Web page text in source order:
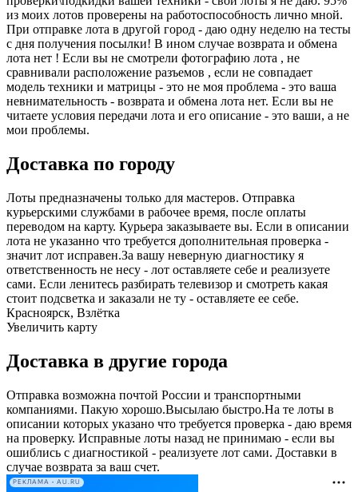
из моих лотов проверены на работоспособность лично мной.
При отправке лота в другой город - даю одну неделю на тесты
с дня получения посылки! В ином случае возврата и обмена
лота нет ! Если вы не смотрели фотографию лота , не
сравнивали расположение разъемов , если не совпадает
модель техники и матрицы - это не моя проблема - это ваша
невнимательность - возврата и обмена лота нет. Если вы не
читаете условия передачи лота и его описание - это ваши, а не
мои проблемы.
Доставка по городу
Лоты предназначены только для мастеров. Отправка
курьерскими службами в рабочее время, после оплаты
переводом на карту. Курьера заказываете вы. Если в описании
лота не указанно что требуется дополнительная проверка -
значит лот исправен.За вашу неверную диагностику я
ответственность не несу - лот оставляете себе и реализуете
сами. Если ленитесь разбирать телевизор и смотреть какая
стоит подсветка и заказали не ту - оставляете ее себе.
Красноярск, Взлётка
Увеличить карту
Доставка в другие города
Отправка возможна почтой России и транспортными
компаниями. Пакую хорошо.Высылаю быстро.На те лоты в
описании которых указано что требуется проверка - даю время
на проверку. Исправные лоты назад не принимаю - если вы
ошиблись с диагностикой - реализуете лот сами. Доставки в
случае возврата за ваш счет.
РЕКЛАМА • AU.RU